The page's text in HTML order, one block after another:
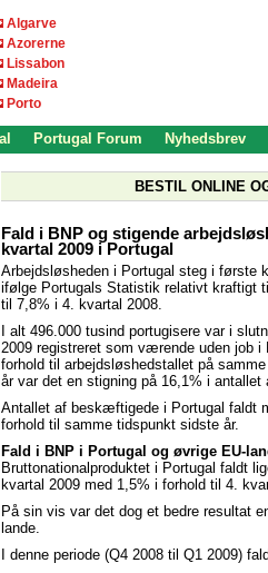
Algarve
Azorerne
Lissabon
Madeira
Porto
Portugal Forum Nyhedsbrev
BESTIL ONLINE
Fald i BNP og stigende
kvartal 2009 i Portugal
Arbejdsløsheden i Portugal steg i første
ifølge Portugals Statistik relativt kraftigt
til 7,8% i 4. kvartal 2008.
I alt 496.000 tusind portugisere var i
2009 registreret som værende uden job i
forhold til arbejdsløshedstallet på
år var det en stigning på 16,1% i antallet
Antallet af beskæftigede i Portugal faldt
forhold til samme tidspunkt sidste år.
Fald i BNP i Portugal og øvrige EU-
Bruttonationalproduktet i Portugal faldt
kvartal 2009 med 1,5% i forhold til 4.
På sin vis var det dog et bedre resultat
lande.
I denne periode (Q4 2008 til Q1 2009)